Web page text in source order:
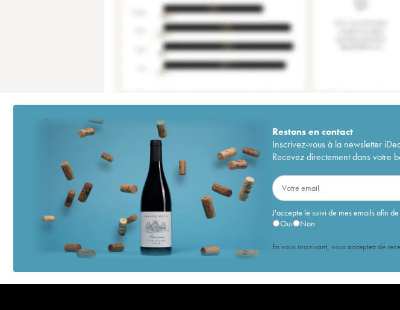
Restons encontact
Inscrivez-vous à la newsletter
Recevez directement dans votre
J'accepte le suivi de mes emails afin
Oui
Non
En vous inscrivant, vous acceptez de